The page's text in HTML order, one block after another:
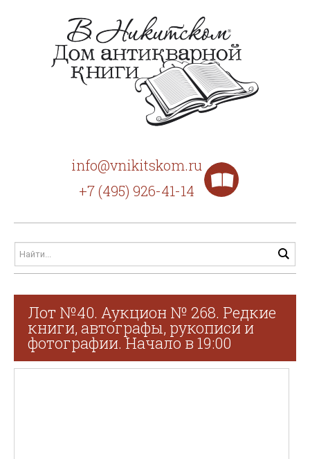
info@vnikitskom.ru
+7 (495) 926-41-14
Лот №40. Аукцион № 268. Редкие
книги, автографы, рукописи и
фотографии. Начало в 19:00